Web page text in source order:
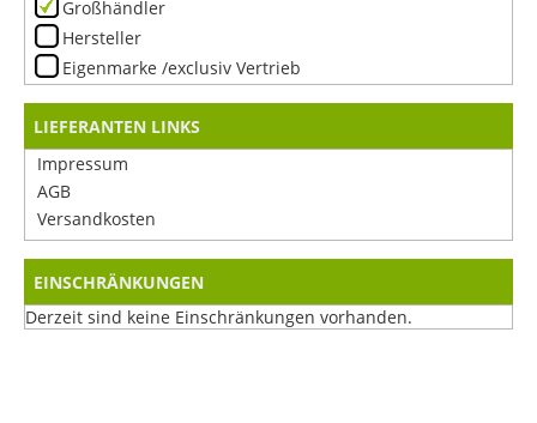
Großhändler
Hersteller
Eigenmarke /exclusiv Vertrieb
LIEFERANTEN LINKS
Impressum
AGB
Versandkosten
EINSCHRÄNKUNGEN
Derzeit sind keine Einschränkungen vorhanden.